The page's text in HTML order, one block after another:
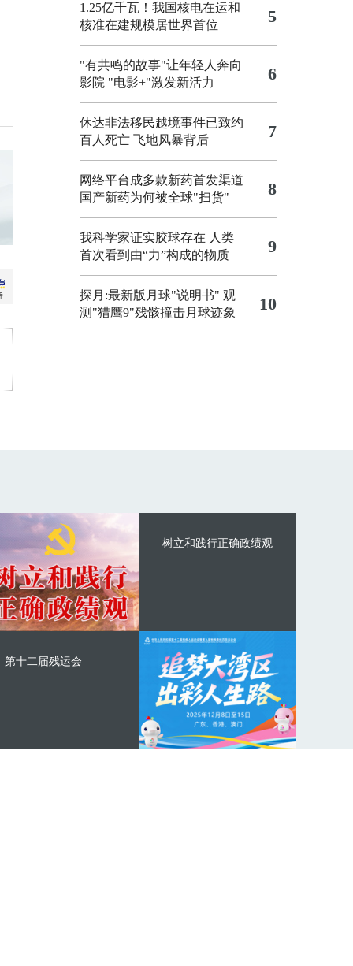
1.25亿千瓦！我国核电在运和
核准在建规模居世界首位
5
"有共鸣的故事"让年轻人奔向
影院 "电影+"激发新活力 6
休达非法移民越境事件已致约
百人死亡 飞地风暴背后 7
网络平台成多款新药首发渠道
国产新药为何被全球"扫货"
8
我科学家证实胶球存在 人类
首次看到由“力”构成的物质
9
探月:最新版月球"说明书" 观
测"猎鹰9"残骸撞击月球迹象
10
树立和践行正确政绩观
第十二届残运会